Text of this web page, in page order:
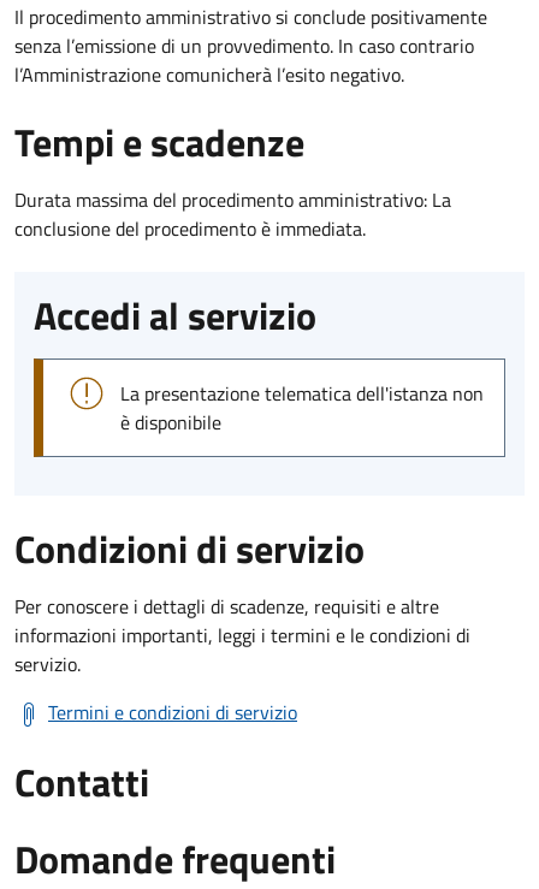
Il procedimento amministrativo si conclude positivamente
senza l’emissione di un provvedimento. In caso contrario
l’Amministrazione comunicherà l’esito negativo.
Tempi e scadenze
Durata massima del procedimento amministrativo: La
conclusione del procedimento è immediata.
Accedi al servizio
La presentazione telematica dell'istanza non
è disponibile
Condizioni di servizio
Per conoscere i dettagli di scadenze, requisiti e altre
informazioni importanti, leggi i termini e le condizioni di
servizio.
Termini e condizioni di servizio
Contatti
Domande frequenti